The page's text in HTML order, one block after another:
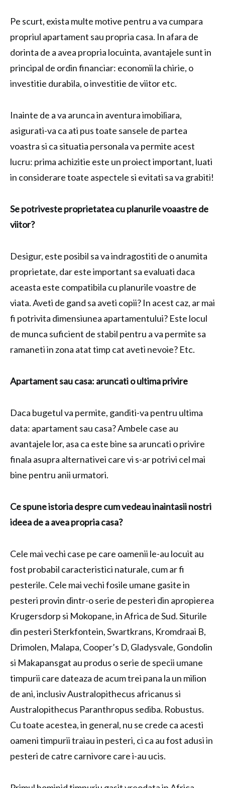
Pe scurt, exista multe motive pentru a va cumpara
propriul apartament sau propria casa. In afara de
dorinta de a avea propria locuinta, avantajele sunt in
principal de ordin financiar: economii la chirie, o
investitie durabila, o investitie de viitor etc.
Inainte de a va arunca in aventura imobiliara,
asigurati-va ca ati pus toate sansele de partea
voastra si ca situatia personala va permite acest
lucru: prima achizitie este un proiect important, luati
in considerare toate aspectele si evitati sa va grabiti!
Se potriveste proprietatea cu planurile voaastre de
viitor?
Desigur, este posibil sa va indragostiti de o anumita
proprietate, dar este important sa evaluati daca
aceasta este compatibila cu planurile voastre de
viata. Aveti de gand sa aveti copii? In acest caz, ar mai
fi potrivita dimensiunea apartamentului? Este locul
de munca suficient de stabil pentru a va permite sa
ramaneti in zona atat timp cat aveti nevoie? Etc.
Apartament sau casa: aruncati o ultima privire
Daca bugetul va permite, ganditi-va pentru ultima
data: apartament sau casa? Ambele case au
avantajele lor, asa ca este bine sa aruncati o privire
finala asupra alternativei care vi s-ar potrivi cel mai
bine pentru anii urmatori.
Ce spune istoria despre cum vedeau inaintasii nostri
ideea de a avea propria casa?
Cele mai vechi case pe care oamenii le-au locuit au
fost probabil caracteristici naturale, cum ar fi
pesterile. Cele mai vechi fosile umane gasite in
pesteri provin dintr-o serie de pesteri din apropierea
Krugersdorp si Mokopane, in Africa de Sud. Siturile
din pesteri Sterkfontein, Swartkrans, Kromdraai B,
Drimolen, Malapa, Cooper’s D, Gladysvale, Gondolin
si Makapansgat au produs o serie de specii umane
timpurii care dateaza de acum trei pana la un milion
de ani, inclusiv Australopithecus africanus si
Australopithecus Paranthropus sediba. Robustus.
Cu toate acestea, in general, nu se crede ca acesti
oameni timpurii traiau in pesteri, ci ca au fost adusi in
pesteri de catre carnivore care i-au ucis.